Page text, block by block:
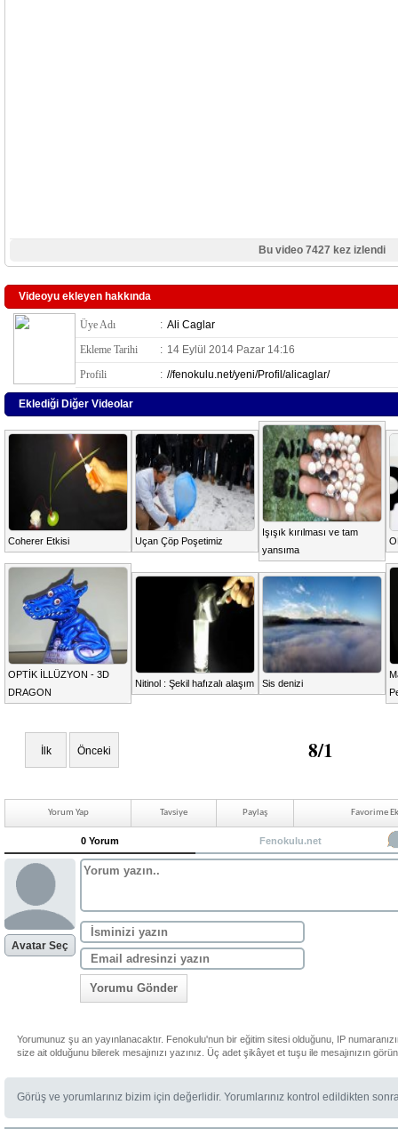
Bu video 7427 kez izlendi
Videoyu ekleyen hakkında
Üye Adı : Ali Caglar
Ekleme Tarihi
: 14 Eylül 2014 Pazar 14:16
Profili
: //fenokulu.net/yeni/Profil/alicaglar/
Eklediği Diğer Videolar
Coherer Etkisi Uçan Çöp Poşetimiz
Işışık kırılması ve tam
yansıma
OPTİK İLLÜZYON - 3D
DRAGON
Nitinol : Şekil hafızalı alaşım Sis denizi
İlk Önceki 8/1
Yorum Yap Tavsiye Paylaş Favorime
0 Yorum Fenokulu.net
Avatar Seç
Yorumu Gönder
Yorumunuz şu an yayınlanacaktır. Fenokulu'nun bir eğitim sitesi olduğunu, IP
size ait olduğunu bilerek mesajınızı yazınız. Üç adet şikâyet et tuşu ile mesajınızın
Görüş ve yorumlarınız bizim için değerlidir. Yorumlarınız kontrol edildikten